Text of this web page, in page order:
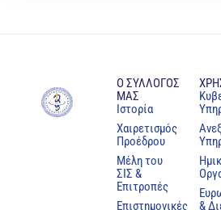
Ο ΣΥΛΛΟΓΟΣ
ΜΑΣ
Ιστορία
Χαιρετισμός
Προέδρου
Μέλη του
ΣΙΣ &
Επιτροπές
Επιστημονικές
&